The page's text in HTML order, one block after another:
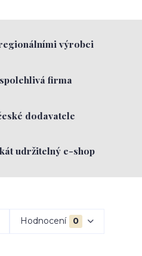
výrobci
firma
dodavatele
udržitelný e-shop
Hodnocení 0